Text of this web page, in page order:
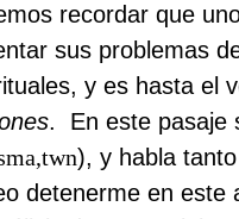
recordar que
sus problemas
y es hasta el
. En este pasaje
), y habla
detenerme en este